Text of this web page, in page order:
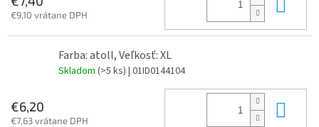
€9,10 vrátane DPH
Farba: atoll, Veľkosť: XL
Skladom (>5 ks) | 01ID0144104
€6,20
€7,63 vrátane DPH